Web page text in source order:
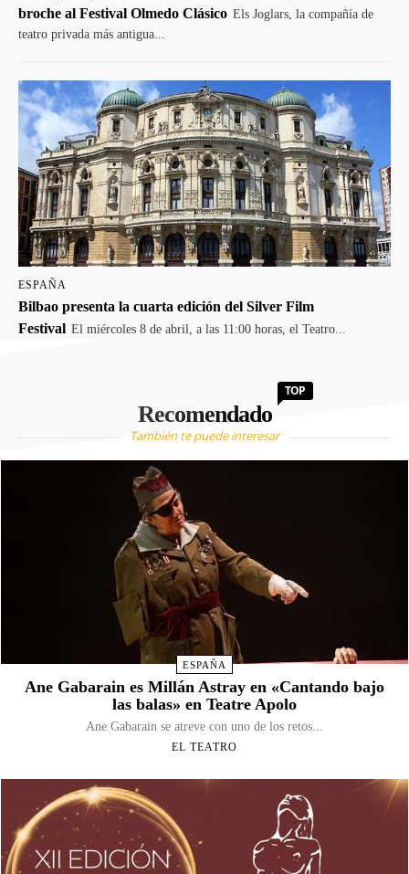
broche al Festival Olmedo Clásico Els Joglars, la compañía de
teatro privada más antigua...
ESPAÑA
Bilbao presenta la cuarta edición del Silver Film
Festival El miércoles 8 de abril, a las 11:00 horas, el Teatro...
Recomendado
TOP
También te puede interesar
ESPAÑA
Ane Gabarain es Millán Astray en «Cantando bajo
las balas» en Teatre Apolo
Ane Gabarain se atreve con uno de los retos...
EL TEATRO